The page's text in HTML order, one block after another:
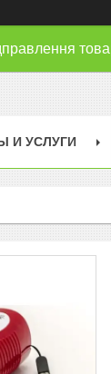
И УСЛУГИ